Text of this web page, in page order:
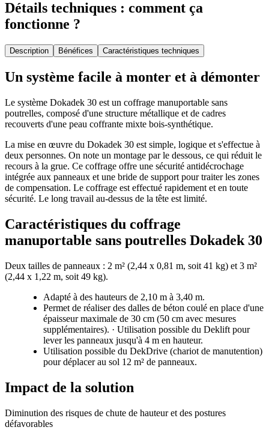
Détails techniques : comment ça
fonctionne ?
Description Bénéfices Caractéristiques techniques
Un système facile à monter et à démonter
Le système Dokadek 30 est un coffrage manuportable sans
poutrelles, composé d'une structure métallique et de cadres
recouverts d'une peau coffrante mixte bois-synthétique.
La mise en œuvre du Dokadek 30 est simple, logique et s'effectue à
deux personnes. On note un montage par le dessous, ce qui réduit le
recours à la grue. Ce coffrage offre une sécurité antidécrochage
intégrée aux panneaux et une bride de support pour traiter les zones
de compensation. Le coffrage est effectué rapidement et en toute
sécurité. Le long travail au-dessus de la tête est limité.
Caractéristiques du coffrage
manuportable sans poutrelles Dokadek 30
Deux tailles de panneaux : 2 m² (2,44 x 0,81 m, soit 41 kg) et 3 m²
(2,44 x 1,22 m, soit 49 kg).
Adapté à des hauteurs de 2,10 m à 3,40 m.
Permet de réaliser des dalles de béton coulé en place d'une
épaisseur maximale de 30 cm (50 cm avec mesures
supplémentaires). · Utilisation possible du Deklift pour
lever les panneaux jusqu'à 4 m en hauteur.
Utilisation possible du DekDrive (chariot de manutention)
pour déplacer au sol 12 m² de panneaux.
Impact de la solution
Diminution des risques de chute de hauteur et des postures
défavorables